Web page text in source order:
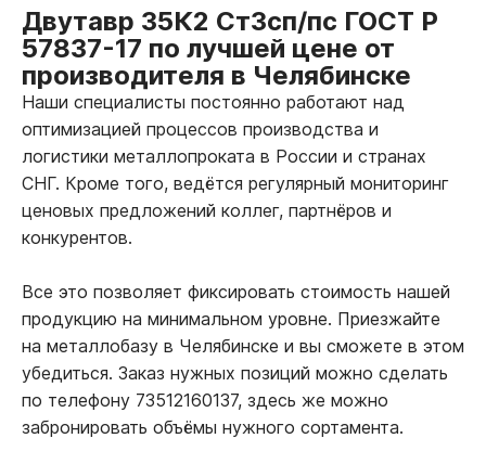
Двутавр 35К2 Ст3сп/пс ГОСТ Р
57837-17 по лучшей цене от
производителя в Челябинске
Наши специалисты постоянно работают над
оптимизацией процессов производства и
логистики металлопроката в России и странах
СНГ. Кроме того, ведётся регулярный мониторинг
ценовых предложений коллег, партнёров и
конкурентов.
Все это позволяет фиксировать стоимость нашей
продукцию на минимальном уровне. Приезжайте
на металлобазу в Челябинске и вы сможете в этом
убедиться. Заказ нужных позиций можно сделать
по телефону 73512160137, здесь же можно
забронировать объёмы нужного сортамента.